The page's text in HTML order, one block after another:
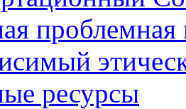
проблемная
ресурсы